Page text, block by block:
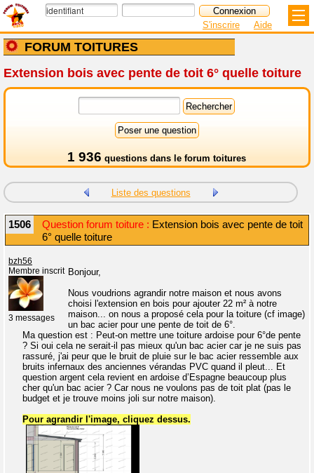
FORUM TOITURES
S'inscrire Aide
Extension bois avec pente de toit 6° quelle toiture
1 936 questions dans le forum toitures
Liste des questions
1506 Question forum toiture : Extension bois avec pente de toit
6° quelle toiture
bzh56
Membre inscrit
3 messages
Bonjour,
Nous voudrions agrandir notre maison et nous avons
choisi l'extension en bois pour ajouter 22 m² à notre
maison... on nous a proposé cela pour la toiture (cf image)
un bac acier pour une pente de toit de 6°.
Ma question est : Peut-on mettre une toiture ardoise pour 6°de pente
? Si oui cela ne serait-il pas mieux qu'un bac acier car je ne suis pas
rassuré, j'ai peur que le bruit de pluie sur le bac acier ressemble aux
bruits infernaux des anciennes vérandas PVC quand il pleut... Et
question argent cela revient en ardoise d’Espagne beaucoup plus
cher qu'un bac acier ? Car nous ne voulons pas de toit plat (pas le
budget et je trouve moins joli sur notre maison).
Pour agrandir l'image, cliquez dessus.